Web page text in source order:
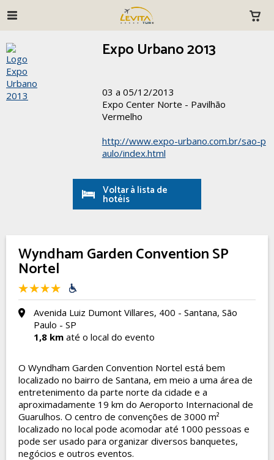
Expo Urbano 2013
03 a 05/12/2013
Expo Center Norte - Pavilhão
Vermelho
http://www.expo-urbano.com.br/sao-p
aulo/index.html
Voltar à lista de
hotéis
Wyndham Garden Convention SP
Nortel
Avenida Luiz Dumont Villares, 400 - Santana, São
Paulo - SP
1,8 km até o local do evento
O Wyndham Garden Convention Nortel está bem
localizado no bairro de Santana, em meio a uma área de
entretenimento da parte norte da cidade e a
aproximadamente 19 km do Aeroporto Internacional de
Guarulhos. O centro de convenções de 3000 m²
localizado no local pode acomodar até 1000 pessoas e
pode ser usado para organizar diversos banquetes,
negócios e outros eventos.